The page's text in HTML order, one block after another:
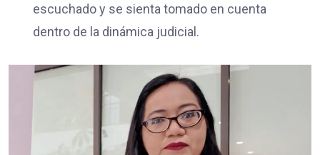
escuchado y se sienta tomado en cuenta
dentro de la dinámica judicial.